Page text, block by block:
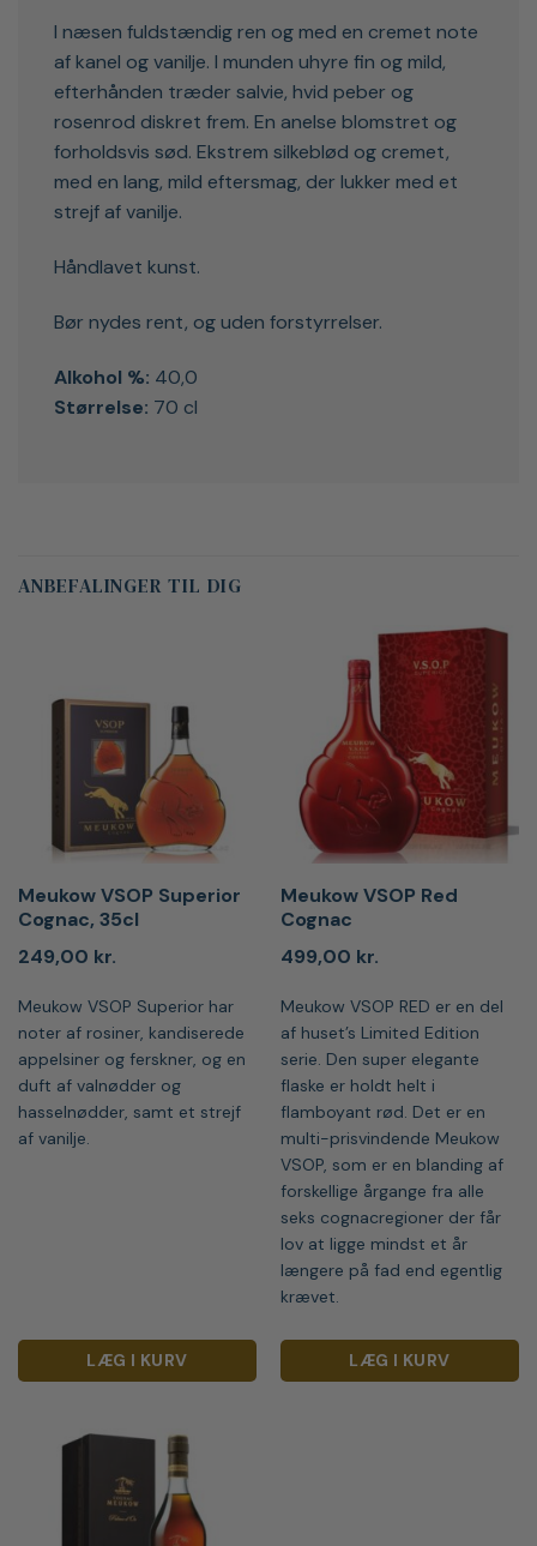
I næsen fuldstændig ren og med en cremet note
af kanel og vanilje. I munden uhyre fin og mild,
efterhånden træder salvie, hvid peber og
rosenrod diskret frem. En anelse blomstret og
forholdsvis sød. Ekstrem silkeblød og cremet,
med en lang, mild eftersmag, der lukker med et
strejf af vanilje.
Håndlavet kunst.
Bør nydes rent, og uden forstyrrelser.
Alkohol %: 40,0
Størrelse: 70 cl
ANBEFALINGER TIL DIG
Meukow VSOP Superior
Cognac, 35cl
249,00 kr.
Meukow VSOP Superior har
noter af rosiner, kandiserede
appelsiner og ferskner, og en
duft af valnødder og
hasselnødder, samt et strejf
af vanilje.
LÆG I KURV
Meukow VSOP Red
Cognac
499,00 kr.
Meukow VSOP RED er en del
af huset’s Limited Edition
serie. Den super elegante
flaske er holdt helt i
flamboyant rød. Det er en
multi-prisvindende Meukow
VSOP, som er en blanding af
forskellige årgange fra alle
seks cognacregioner der får
lov at ligge mindst et år
længere på fad end egentlig
krævet.
LÆG I KURV